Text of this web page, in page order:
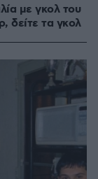
με γκολ του
δείτε τα γκολ